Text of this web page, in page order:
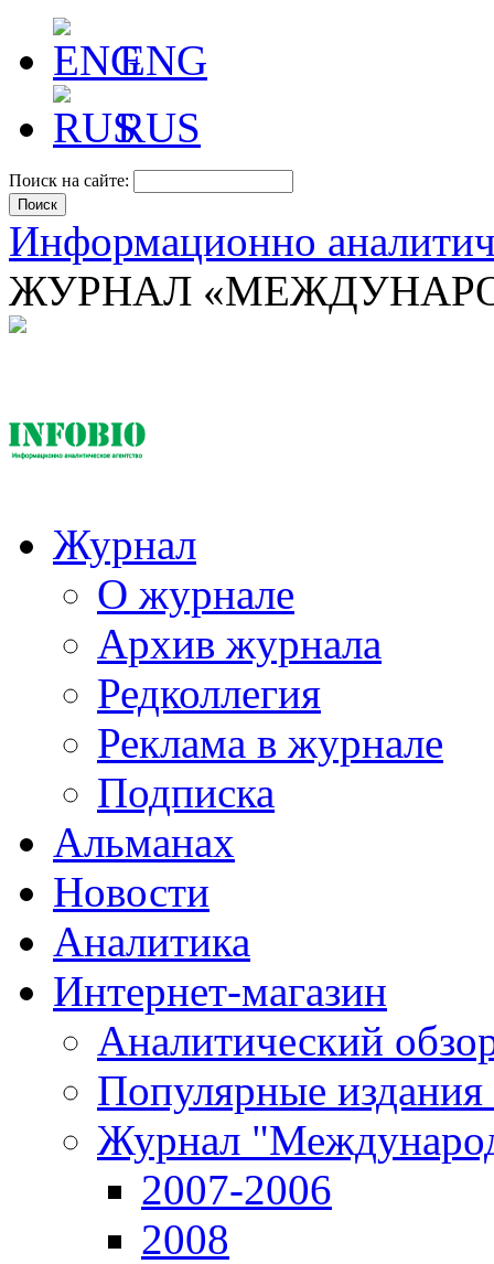
ENG
RUS
Поиск на сайте:
Информационно
ЖУРНАЛ
Журнал
О журнале
Архив журнала
Редколлегия
Реклама в журнале
Подписка
Альманах
Новости
Аналитика
Интернет-магазин
Аналитический
Популярные
Журнал
2007-2006
2008